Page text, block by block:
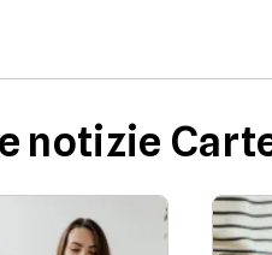
notizie